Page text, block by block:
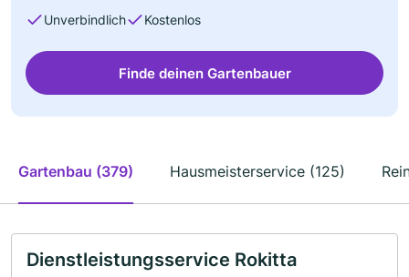
Unverbindlich Kostenlos
Finde deinen Gartenbauer
Gartenbau (379) Hausmeisterservice (125)
Dienstleistungsservice Rokitta